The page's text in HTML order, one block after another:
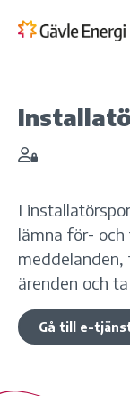
E-tjänsten kräver
I
lämna för-
meddelanden,
ärenden och
Gå till e-